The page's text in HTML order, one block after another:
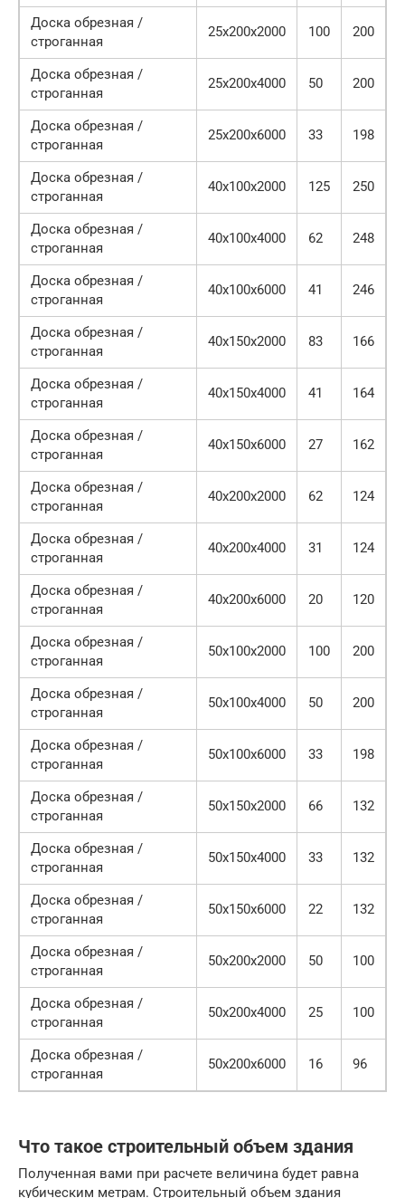
Доска обрезная /
строганная
25х200х2000 100 200
Доска обрезная /
строганная
25х200х4000 50 200
Доска обрезная /
строганная
25х200х6000 33 198
Доска обрезная /
строганная
40х100х2000 125 250
Доска обрезная /
строганная
40х100х4000 62 248
Доска обрезная /
строганная
40х100х6000 41 246
Доска обрезная /
строганная
40х150х2000 83 166
Доска обрезная /
строганная
40х150х4000 41 164
Доска обрезная /
строганная
40х150х6000 27 162
Доска обрезная /
строганная
40х200х2000 62 124
Доска обрезная /
строганная
40х200х4000 31 124
Доска обрезная /
строганная
40х200х6000 20 120
Доска обрезная /
строганная
50х100х2000 100 200
Доска обрезная /
строганная
50х100х4000 50 200
Доска обрезная /
строганная
50х100х6000 33 198
Доска обрезная /
строганная
50х150х2000 66 132
Доска обрезная /
строганная
50х150х4000 33 132
Доска обрезная /
строганная
50х150х6000 22 132
Доска обрезная /
строганная
50х200х2000 50 100
Доска обрезная /
строганная
50х200х4000 25 100
Доска обрезная /
строганная
50х200х6000 16 96
Что такое строительный объем здания
Полученная вами при расчете величина будет равна
кубическим метрам. Строительный объем здания